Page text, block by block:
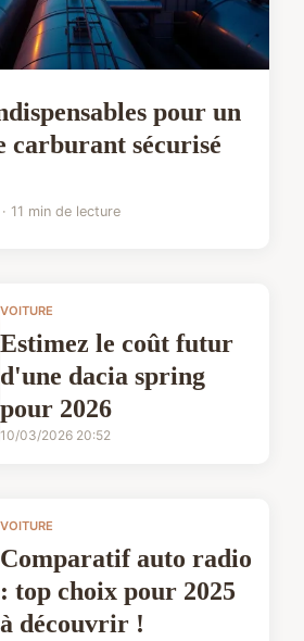
pour un
carburant sécurisé
11 min de lecture
VOITURE
Estimez le coût futur
d'une dacia spring
pour 2026
10/03/2026 20:52
VOITURE
Comparatif auto radio
: top choix pour 2025
à découvrir !